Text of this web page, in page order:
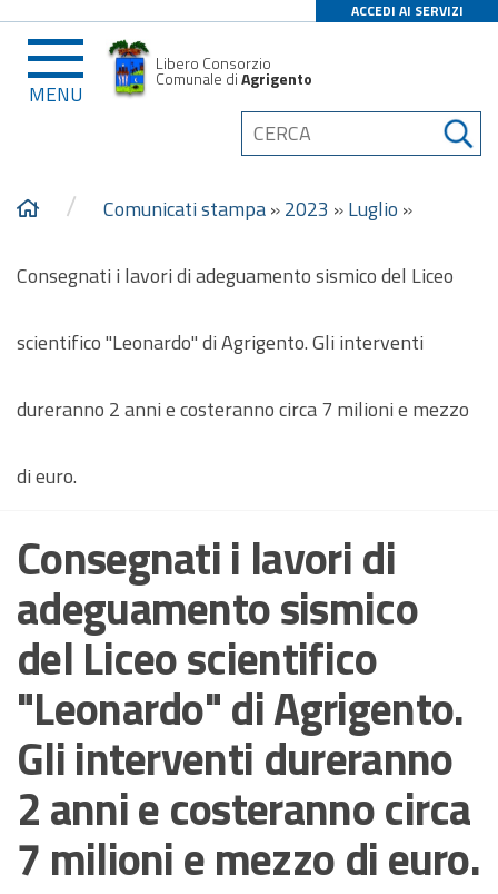
ACCEDI AI SERVIZI
MENU
Libero Consorzio
Comunale diAgrigento
/ Comunicati stampa»2023 »Luglio »
Consegnati i lavori di adeguamento sismico del Liceo
scientifico "Leonardo" di Agrigento. Gli interventi
dureranno 2 anni e costeranno circa 7 milioni e mezzo
di euro.
Consegnati i lavori di
adeguamento sismico
del Liceo scientifico
"Leonardo" di Agrigento.
Gli interventi dureranno
2 anni e costeranno circa
7 milioni e mezzo di euro.